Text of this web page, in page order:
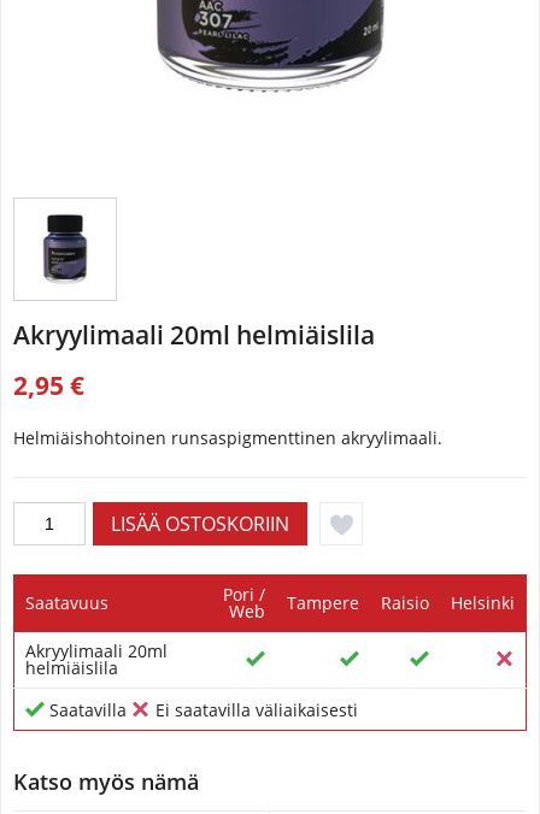
Akryylimaali 20ml helmiäislila
2,95 €
Helmiäishohtoinen runsaspigmenttinen akryylimaali.
Saatavuus Pori /
Web Tampere Raisio Helsinki
Akryylimaali 20ml
helmiäislila
Saatavilla
Ei saatavilla väliaikaisesti
Katso myös nämä